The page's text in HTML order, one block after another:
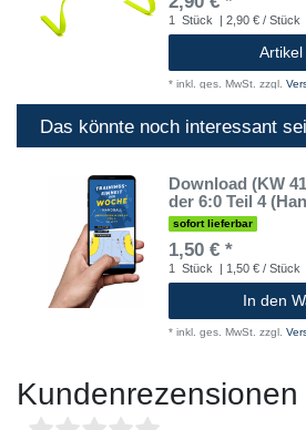
1 Stück | 2,90 € / Stück
* inkl. ges. MwSt. zzgl.
Das könnte noch interessant
Download (KW
der 6:0 Teil 4
sofort lieferbar
1,50 € *
1 Stück | 1,50 € / Stück
In den
* inkl. ges. MwSt. zzgl.
Kundenrezensionen